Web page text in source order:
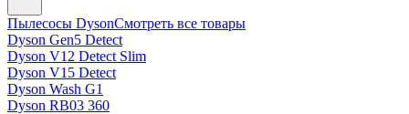
Пылесосы DysonСмотреть все товары
Dyson Gen5 Detect
Dyson V12 Detect Slim
Dyson V15 Detect
Dyson Wash G1
Dyson RB03 360